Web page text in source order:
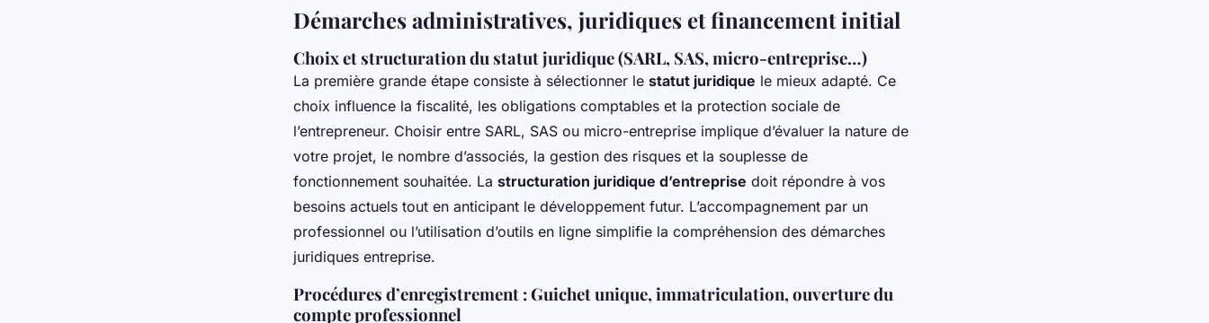
Démarches administratives, juridiques et financement initial
Choix et structuration du statut juridique (SARL, SAS, micro-entreprise…)
La première grande étape consiste à sélectionner le statut juridique le mieux adapté. Ce
choix influence la fiscalité, les obligations comptables et la protection sociale de
l’entrepreneur. Choisir entre SARL, SAS ou micro-entreprise implique d’évaluer la nature de
votre projet, le nombre d’associés, la gestion des risques et la souplesse de
fonctionnement souhaitée. La structuration juridique d’entreprise doit répondre à vos
besoins actuels tout en anticipant le développement futur. L’accompagnement par un
professionnel ou l’utilisation d’outils en ligne simplifie la compréhension des démarches
juridiques entreprise.
Procédures d’enregistrement : Guichet unique, immatriculation, ouverture du
compte professionnel